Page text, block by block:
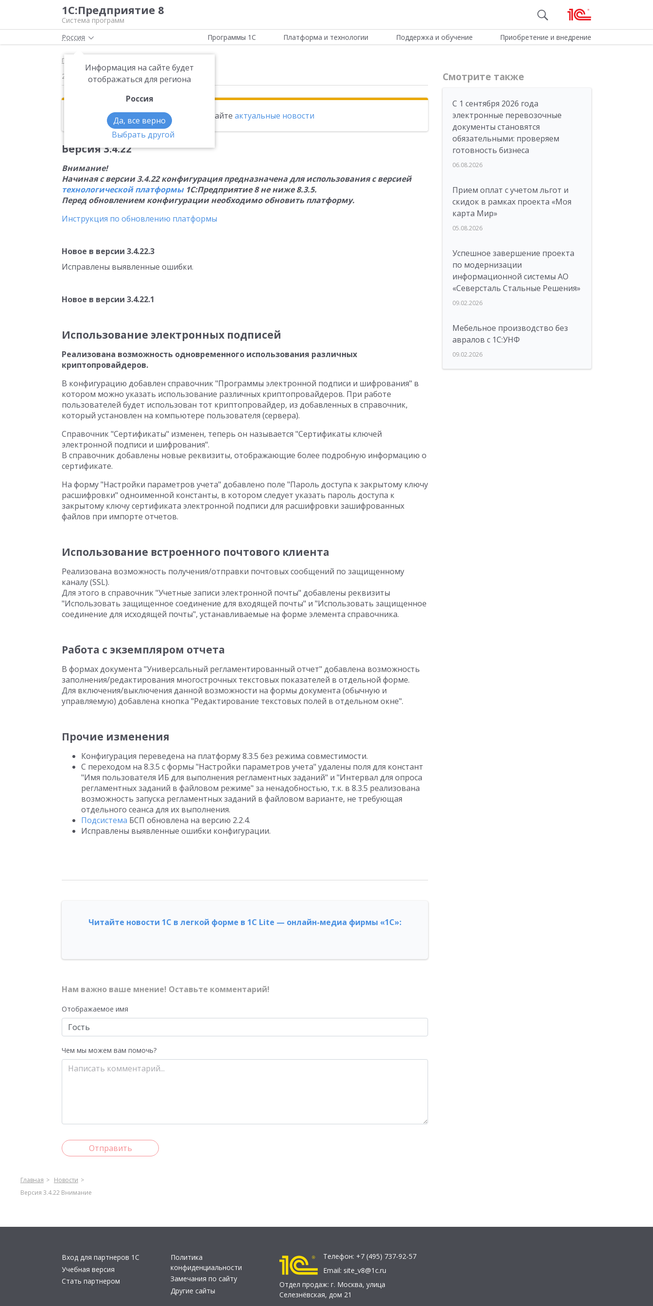
1С:Предприятие 8
Система программ
Россия
Информация на сайте будет
отображаться для региона
Россия
Да, все верно
Выбрать другой
Программы 1С Платформа и технологии Поддержка и обучение Приобретение и внедрение
Главная
23.12.2014
Эта новость находится в архиве. Читайте актуальные новости
Версия 3.4.22
Внимание!
Начиная с версии 3.4.22 конфигурация предназначена для использования с версией
технологической платформы1С:Предприятие 8 не ниже 8.3.5.
Перед обновлением конфигурации необходимо обновить платформу.
Инструкция по обновлению платформы
Новое в версии 3.4.22.3
Исправлены выявленные ошибки.
Новое в версии 3.4.22.1
Использование электронных подписей
Реализована возможность одновременного использования различных
криптопровайдеров.
В конфигурацию добавлен справочник "Программы электронной подписи и шифрования" в
котором можно указать использование различных криптопровайдеров. При работе
пользователей будет использован тот криптопровайдер, из добавленных в справочник,
который установлен на компьютере пользователя (сервера).
Справочник "Сертификаты" изменен, теперь он называется "Сертификаты ключей
электронной подписи и шифрования".
В справочник добавлены новые реквизиты, отображающие более подробную информацию о
сертификате.
На форму "Настройки параметров учета" добавлено поле "Пароль доступа к закрытому ключу
расшифровки" одноименной константы, в котором следует указать пароль доступа к
закрытому ключу сертификата электронной подписи для расшифровки зашифрованных
файлов при импорте отчетов.
Использование встроенного почтового клиента
Реализована возможность получения/отправки почтовых сообщений по защищенному
каналу (SSL).
Для этого в справочник "Учетные записи электронной почты" добавлены реквизиты
"Использовать защищенное соединение для входящей почты" и "Использовать защищенное
соединение для исходящей почты", устанавливаемые на форме элемента справочника.
Работа с экземпляром отчета
В формах документа "Универсальный регламентированный отчет" добавлена возможность
заполнения/редактирования многострочных текстовых показателей в отдельной форме.
Для включения/выключения данной возможности на формы документа (обычную и
управляемую) добавлена кнопка "Редактирование текстовых полей в отдельном окне".
Прочие изменения
Конфигурация переведена на платформу 8.3.5 без режима совместимости.
С переходом на 8.3.5 с формы "Настройки параметров учета" удалены поля для констант
"Имя пользователя ИБ для выполнения регламентных заданий" и "Интервал для опроса
регламентных заданий в файловом режиме" за ненадобностью, т.к. в 8.3.5 реализована
возможность запуска регламентных заданий в файловом варианте, не требующая
отдельного сеанса для их выполнения.
Подсистема БСП обновлена на версию 2.2.4.
Исправлены выявленные ошибки конфигурации.
Читайте новости 1С в легкой форме в 1С Lite — онлайн-медиа фирмы «1С»:
Нам важно ваше мнение! Оставьте комментарий!
Отображаемое имя
Чем мы можем вам помочь?
Отправить
Смотрите также
С 1 сентября 2026 года
электронные перевозочные
документы становятся
обязательными: проверяем
готовность бизнеса
06.08.2026
Прием оплат с учетом льгот и
скидок в рамках проекта «Моя
карта Мир»
05.08.2026
Успешное завершение проекта
по модернизации
информационной системы АО
«Северсталь Стальные Решения»
09.02.2026
Мебельное производство без
авралов с 1С:УНФ
09.02.2026
Главная
Новости
Версия 3.4.22 Внимание
Вход для партнеров 1С
Учебная версия
Стать партнером
Политика
конфиденциальности
Замечания по сайту
Другие сайты
Телефон: +7 (495) 737-92-57
Email: site_v8@1c.ru
Отдел продаж: г. Москва, улица
Селезнёвская, дом 21